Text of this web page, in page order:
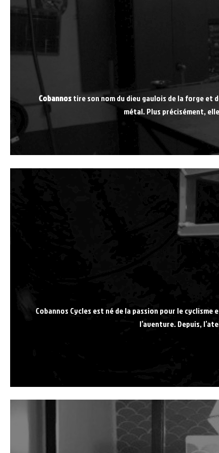
Cobannostire son nom du dieu gaulois de la forge et
métal. Plus précisément,
Cobannos Cycles est né de la passion pour le
l’aventure. Depuis,